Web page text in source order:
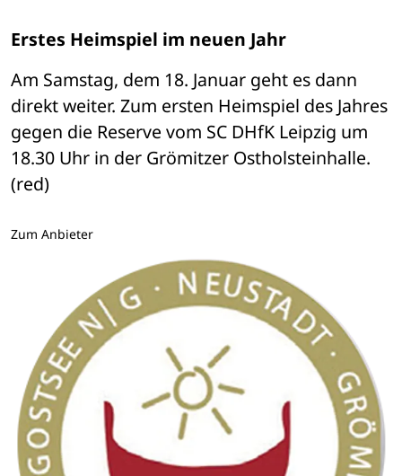
Erstes Heimspiel im neuen Jahr
Am Samstag, dem 18. Januar geht es dann
direkt weiter. Zum ersten Heimspiel des Jahres
gegen die Reserve vom SC DHfK Leipzig um
18.30 Uhr in der Grömitzer Ostholsteinhalle.
(red)
Zum Anbieter